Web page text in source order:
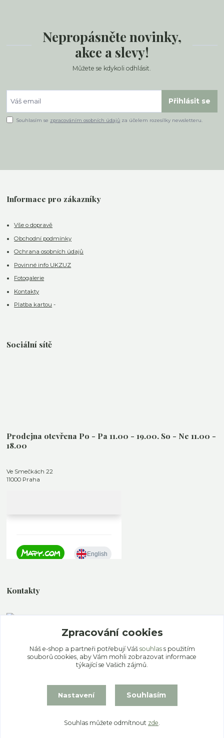
Nepropásněte novinky,
akce a slevy!
Můžete se kdykoli odhlásit.
Přihlásit se
Souhlasím se zpracováním osobních údajů za účelem rozesílky newsletteru.
Informace pro zákazníky
Vše o dopravě
Obchodní podmínky
Ochrana osobních údajů
Povinné info UKZUZ
Fotogalerie
Kontakty
Platba kartou -
Sociální sítě
Prodejna otevřena Po - Pa 11.00 - 19.00. So - Ne 11.00 -
18.00
Ve Smečkách 22
11000 Praha
Kontakty
+420 777 339 077
Po - Pa 11.00 - 19.00 So - Ne 12.00 - 18.00
info@ekoaloe.cz
Vytvořeno na Eshop-rychle.cz
Zpracování cookies
Náš e-shop a partneři potřebují Váš souhlass použitím
souborů cookies, aby Vám mohli zobrazovat informace
týkající se Vašich zájmů.
Nastavení Souhlasím
Souhlas můžete odmítnout zde